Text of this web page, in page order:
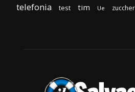
telefonia test tim Ue